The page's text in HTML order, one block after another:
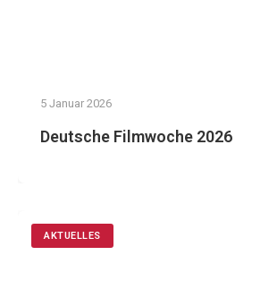
5 Januar 2026
Deutsche Filmwoche 2026
AKTUELLES